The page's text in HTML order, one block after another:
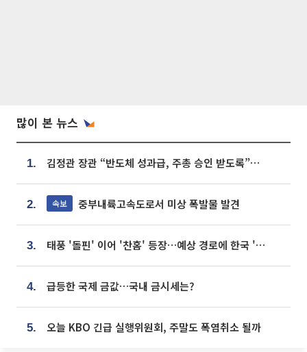
많이 본 뉴스
1. 김정관 장관 “반도체 성과급, 주총 승인 받도록”…상법·자본시장법 개정 시사
2. 속보 중부내륙고속도로서 미상 폭발물 발견
3. 태풍 '돌핀' 이어 '찬홈' 등장…예상 경로에 한국 '한숨'
4. 급등한 국제 금값…국내 금시세는?
5. 오늘 KBO 긴급 실행위원회, 주말도 폭염취소 될까